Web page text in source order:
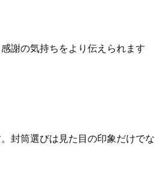
謝の気持ちをより伝えられます
封筒選びは見た目の印象だけでな